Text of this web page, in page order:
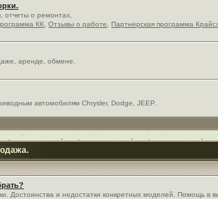
отчеты о ремонтах,
КК ,Отзывы о работе Партнерская программа
аренде, обмене.
автомобилям Chrysler, Dodge, JEEP.
Достоинства и недостатки конкретных моделей. Помощь в